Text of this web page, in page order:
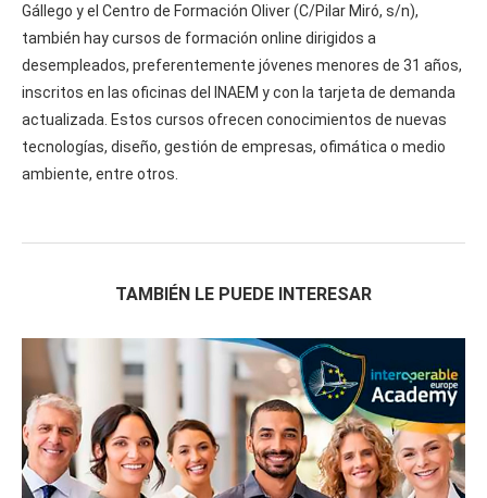
Gállego y el Centro de Formación Oliver (C/Pilar Miró, s/n),
también hay cursos de formación online dirigidos a
desempleados, preferentemente jóvenes menores de 31 años,
inscritos en las oficinas del INAEM y con la tarjeta de demanda
actualizada. Estos cursos ofrecen conocimientos de nuevas
tecnologías, diseño, gestión de empresas, ofimática o medio
ambiente, entre otros.
TAMBIÉN LE PUEDE INTERESAR